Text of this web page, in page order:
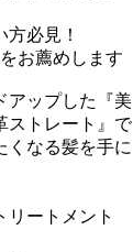
必見！
お薦めします
アップした『美
ストレート』で
くなる髪を手に
リートメント